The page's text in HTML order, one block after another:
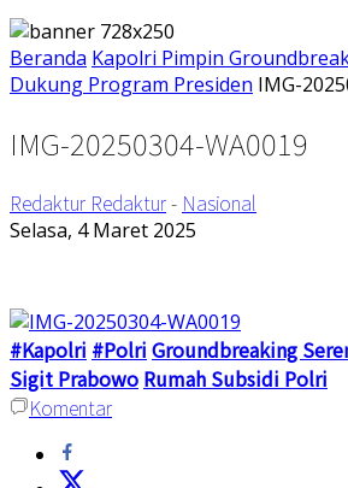
Beranda Kapolri Pimpin
Dukung Program Presiden IMG-
IMG-20250304-WA0019
Redaktur Redaktur- Nasional
Selasa, 4 Maret 2025
#Kapolri #Polri Groundbreaking
Sigit Prabowo Rumah Subsidi Polri
Komentar